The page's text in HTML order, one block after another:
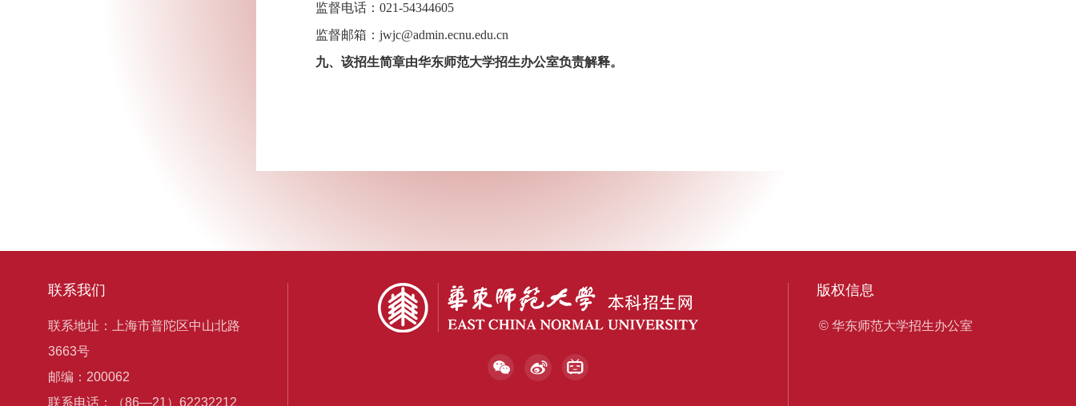
监督电话：021-54344605
监督邮箱：jwjc@admin.ecnu.edu.cn
九、该招生简章由华东师范大学招生办公室负责解释。
联系我们
联系地址：上海市普陀区中山北路
3663号
邮编：200062
联系电话：（86—21）62232212
版权信息
© 华东师范大学招生办公室